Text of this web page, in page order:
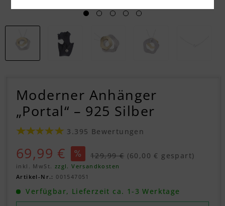
Moderner Anhänger
„Portal“ – 925 Silber
3.395 Bewertungen
69,99 € 129,99 € (60,00 € gespart)
inkl. MwSt. zzgl. Versandkosten
Artikel-Nr.: 001547051
Verfügbar, Lieferzeit ca. 1-3 Werktage